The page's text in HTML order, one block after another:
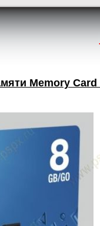
Memory Card